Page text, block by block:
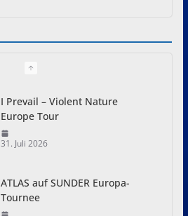
I Prevail – Violent Nature
Europe Tour
31. Juli 2026
ATLAS auf SUNDER Europa-
Tournee